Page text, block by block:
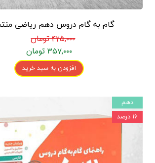
گام به گام دروس دهم ریاضی
۴۲۵,۰۰۰ تومان
۳۵۷,۰۰۰ تومان
افزودن به سبد خرید
دهم
۱۶ درصد